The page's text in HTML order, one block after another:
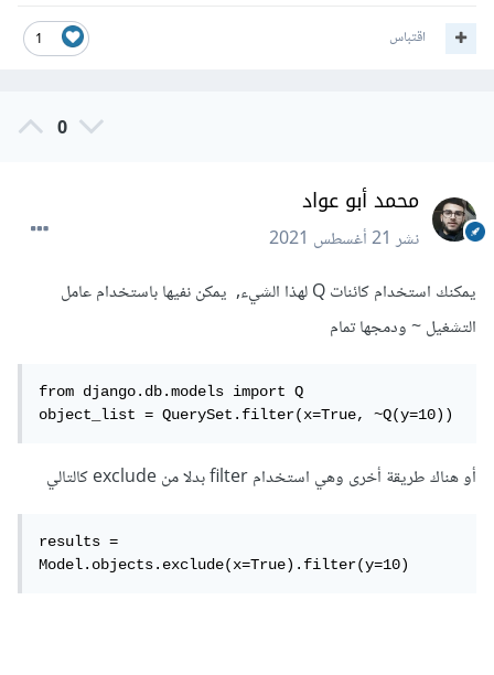
1 اقتباس
0
محمد أبو عواد
نشر21 أغسطس 2021
يمكنك استخدام كائنات Q لهذا الشيء, يمكن نفيها باستخدام عامل
التشغيل ~ ودمجها تمام
from django.db.models import Q
object_list = QuerySet.filter(x=True, ~Q(y=10))
أو هناك طريقة أخرى وهي استخدام filter بدلا من exclude كالتالي
results =
Model.objects.exclude(x=True).filter(y=10)